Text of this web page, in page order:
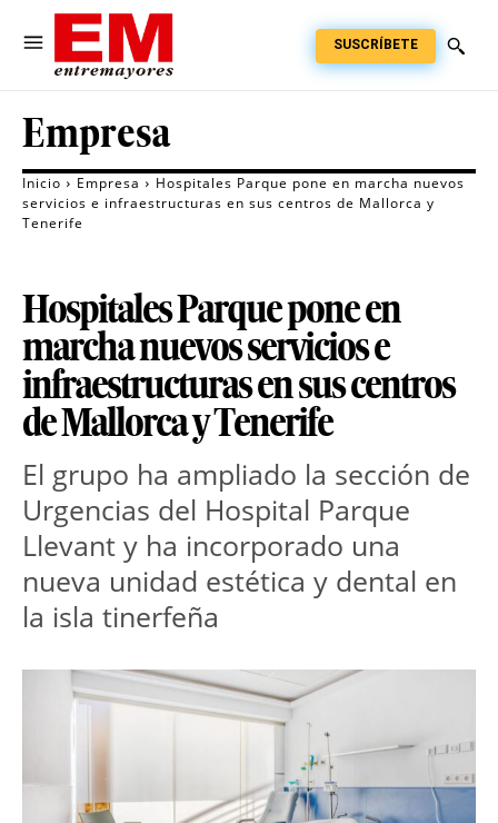
SUSCRÍBETE
Empresa
Inicio Empresa
Hospitales Parque pone en marcha nuevos
servicios e infraestructuras en sus centros de Mallorca y
Tenerife
Hospitales Parque pone en
marcha nuevos servicios e
infraestructuras en sus centros
de Mallorca y Tenerife
El grupo ha ampliado la sección de
Urgencias del Hospital Parque
Llevant y ha incorporado una
nueva unidad estética y dental en
la isla tinerfeña